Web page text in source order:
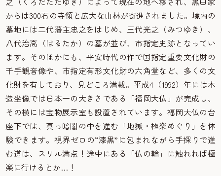
からは300石の寺領と広大な山林が寄進されました。境内の
墓地には二代藩主忠之をはじめ、三代光之（みつゆき）、
八代治高（はるたか）の墓が並び、市指定史跡となってい
ます。そのほかにも、平安時代の作で国指定重要文化財の
千手観音像や、市指定有形文化財の六角堂など、多くの文
化財を有しており、見どころ満載。平成4（1992）年には木
造坐像では日本一の大きさである「福岡大仏」が完成し、
その横には宝物展示室も設置されています。福岡大仏の台
座下では、真っ暗闇の中を進む「地獄・極楽めぐり」を体
験できます。視界ゼロの“漆黒”に包まれながら手探りで進
む道は、スリル満点！途中にある「仏の輪」に触れれば極
楽に行けるとか…！